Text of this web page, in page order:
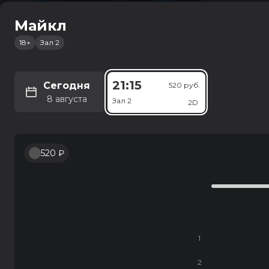
12+
14:25
Майкл
18+ Зал 2
Сегодня
8 августа
21:15
Зал 2
520 руб.
2D
520 ₽
1
2